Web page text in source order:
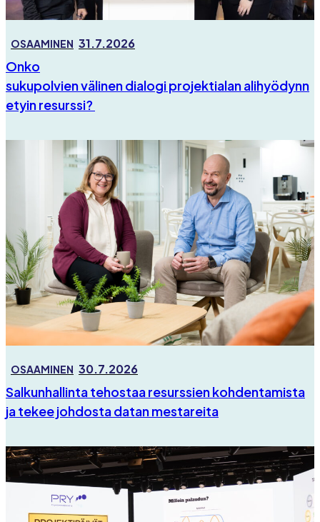
OSAAMINEN 31.7.2026
Onko
sukupolvien välinen dialogi projektialan alihyödynn
etyin resurssi?
OSAAMINEN 30.7.2026
Salkunhallinta tehostaa resurssien kohdentamista
ja tekee johdosta datan mestareita